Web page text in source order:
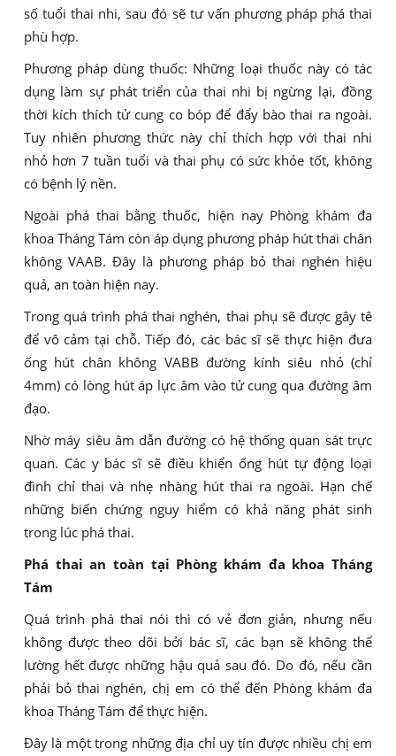
số tuổi thai nhi, sau đó sẽ tư vấn phương pháp phá thai
phù hợp.
Phương pháp dùng thuốc: Những loại thuốc này có tác
dụng làm sự phát triển của thai nhi bị ngừng lại, đồng
thời kích thích tử cung co bóp để đẩy bào thai ra ngoài.
Tuy nhiên phương thức này chỉ thích hợp với thai nhi
nhỏ hơn 7 tuần tuổi và thai phụ có sức khỏe tốt, không
có bệnh lý nền.
Ngoài phá thai bằng thuốc, hiện nay Phòng khám đa
khoa Tháng Tám còn áp dụng phương pháp hút thai chân
không VAAB. Đây là phương pháp bỏ thai nghén hiệu
quả, an toàn hiện nay.
Trong quá trình phá thai nghén, thai phụ sẽ được gây tê
để vô cảm tại chỗ. Tiếp đó, các bác sĩ sẽ thực hiện đưa
ống hút chân không VABB đường kính siêu nhỏ (chỉ
4mm) có lòng hút áp lực âm vào tử cung qua đường âm
đạo.
Nhờ máy siêu âm dẫn đường có hệ thống quan sát trực
quan. Các y bác sĩ sẽ điều khiển ống hút tự động loại
đình chỉ thai và nhẹ nhàng hút thai ra ngoài. Hạn chế
những biến chứng nguy hiểm có khả năng phát sinh
trong lúc phá thai.
Phá thai an toàn tại Phòng khám đa khoa Tháng
Tám
Quá trình phá thai nói thì có vẻ đơn giản, nhưng nếu
không được theo dõi bởi bác sĩ, các bạn sẽ không thể
lường hết được những hậu quả sau đó. Do đó, nếu cần
phải bỏ thai nghén, chị em có thể đến Phòng khám đa
khoa Tháng Tám để thực hiện.
Đây là một trong những địa chỉ uy tín được nhiều chị em